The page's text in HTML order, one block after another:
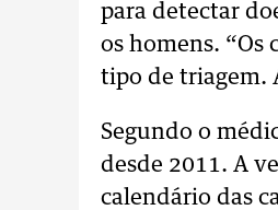
para detectar
os homens. “Os
tipo de triagem.
Segundo o
desde 2011. A
calendário das